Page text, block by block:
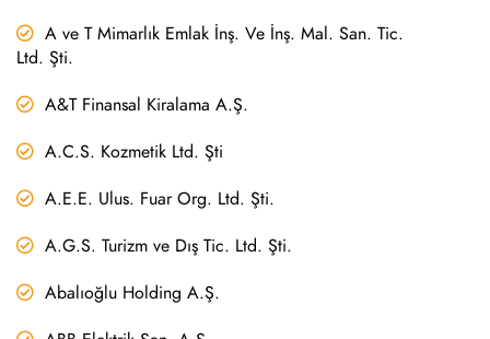
A ve T Mimarlık Emlak İnş. Ve İnş. Mal. San. Tic.
Ltd. Şti.
A&T Finansal Kiralama A.Ş.
A.C.S. Kozmetik Ltd. Şti
A.E.E. Ulus. Fuar Org. Ltd. Şti.
A.G.S. Turizm ve Dış Tic. Ltd. Şti.
Abalıoğlu Holding A.Ş.